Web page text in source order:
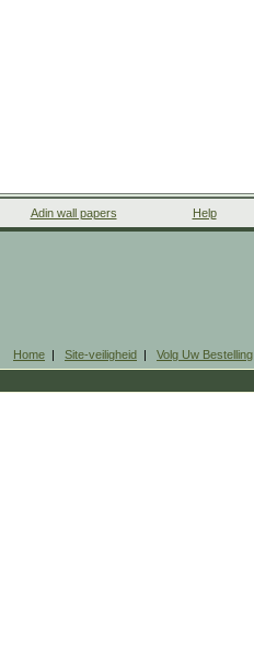
Adin wall papers Help
Home | Site-veiligheid | Volg Uw Bestelling